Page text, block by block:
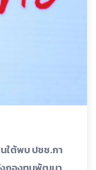
ใต้พบ ปชช.กา